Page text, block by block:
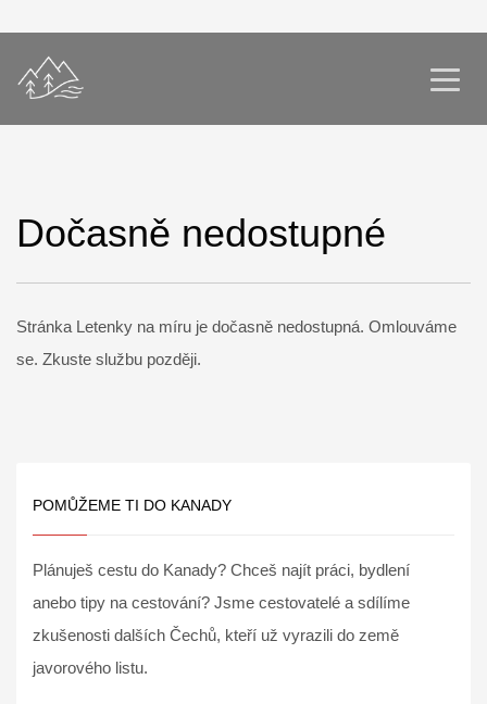
Dočasně nedostupné
Stránka Letenky na míru je dočasně nedostupná. Omlouváme
se. Zkuste službu později.
POMŮŽEME TI DO KANADY
Plánuješ cestu do Kanady? Chceš najít práci, bydlení
anebo tipy na cestování? Jsme cestovatelé a sdílíme
zkušenosti dalších Čechů, kteří už vyrazili do země
javorového listu.